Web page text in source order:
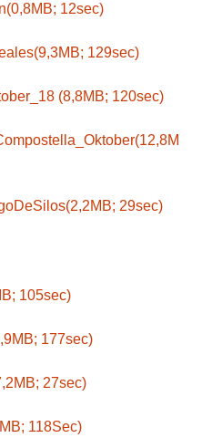
12sec)
129sec)
(8,8MB; 120sec)
29sec)
105sec)
177sec)
27sec)
118Sec)